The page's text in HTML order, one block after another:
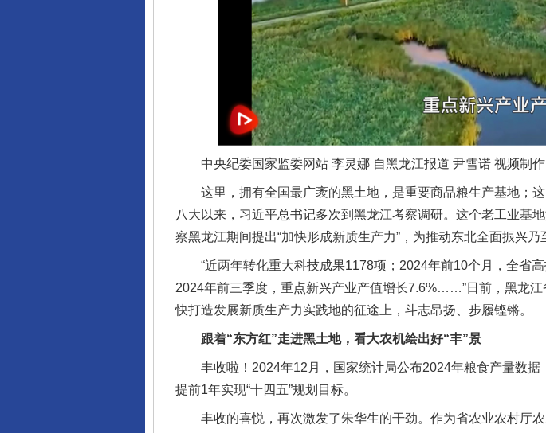
中央纪委国家监委网站 李灵娜 自黑龙江报道 尹雪诺 视频制作
这里，拥有全国最广袤的黑土地，是重要商品粮生产基地；
八大以来，习近平总书记多次到黑龙江考察调研。这个老工业基
察黑龙江期间提出“加快形成新质生产力”，为推动东北全面振兴乃
“近两年转化重大科技成果1178项；2024年前10个月，全省高
2024年前三季度，重点新兴产业产值增长7.6%……”日前，黑龙
快打造发展新质生产力实践地的征途上，斗志昂扬、步履铿锵。
跟着“东方红”走进黑土地，看大农机绘出好“丰”景
丰收啦！2024年12月，国家统计局公布2024年粮食产量数据
提前1年实现“十四五”规划目标。
丰收的喜悦，再次激发了朱华生的干劲。作为省农业农村厅